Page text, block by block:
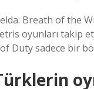
Breath of the
oyunları takip
Duty sadece bir